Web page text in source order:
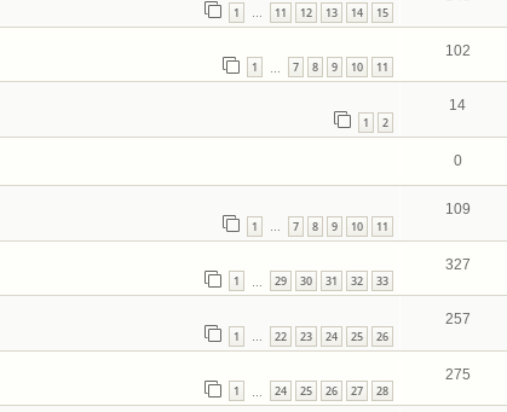
1 … 11 12 13 14 15
1 7 8 9 10 11
102
1 2
14
0
1 … 7 8 9 10 11
109
1 29 30 31 32 33
327
1 … 22 23 24 25 26
257
1 24 25 26 27 28
275